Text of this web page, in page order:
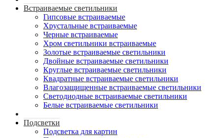
Встраиваемые светильники
Гипсовые встраиваемые
Хрустальные встраиваемые
Черные встраиваемые
Хром светильники встраиваемые
Золотые встраиваемые светильники
Двойные встраиваемые светильники
Круглые встраиваемые светильники
Квадратные встраиваемые светильники
Влагозащищенные встраиваемые светильники
Светодиодные встраиваемые светильники
Белые встраиваемые светильники
Подсветки
Подсветка для картин